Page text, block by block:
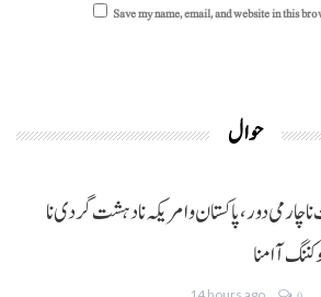
Save my name, email, and website in this
حوال
دور،پاکستان و امریکہ نا دہشت گردی نا
آ امنا